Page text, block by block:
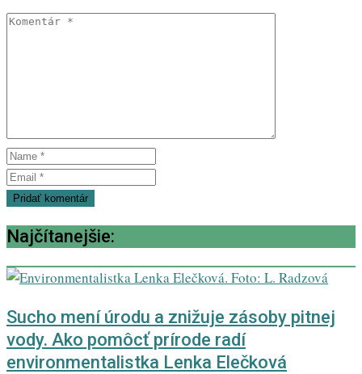
Najčítanejšie:
Sucho mení úrodu a znižuje zásoby pitnej
vody. Ako pomôcť prírode radí
environmentalistka Lenka Elečková